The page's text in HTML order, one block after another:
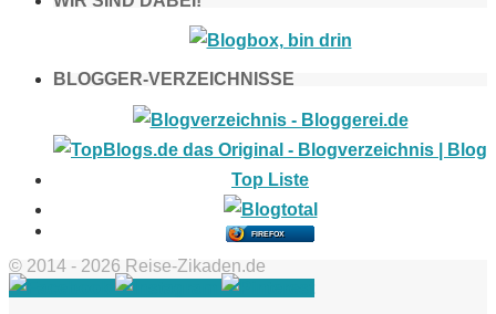
BLOGGER-VERZEICHNISSE
FIREFOX
© 2014 - 2026 Reise-Zikaden.de